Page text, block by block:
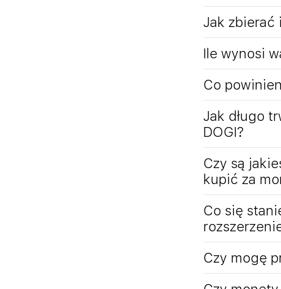
Jak zbierać
Ile wynosi
Co
Jak długo
DOGI?
Czy są
kupić za
Co się
Czy mogę